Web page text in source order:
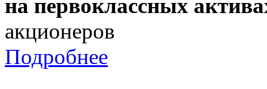
на первоклассных
акционеров
Подробнее